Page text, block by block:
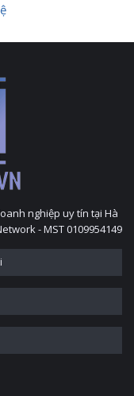
nghiệp uy tín tại Hà
- MST 0109954149